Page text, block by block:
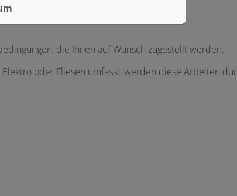
die Ihnen auf Wunsch zugestellt werden.
oder Fliesen umfasst, werden diese Arbeiten